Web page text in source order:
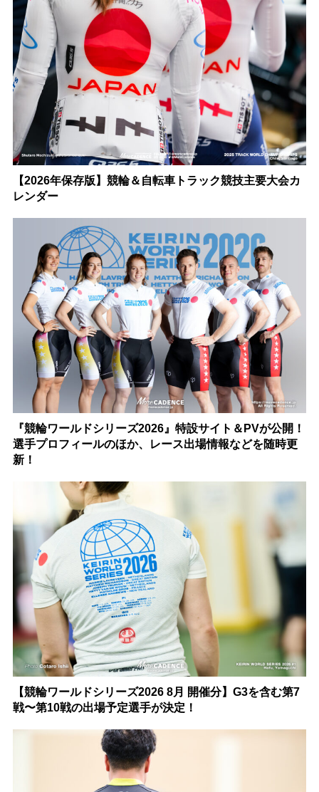
【2026年保存版】競輪＆自転車トラック競技主要大会カ
レンダー
『競輪ワールドシリーズ2026』特設サイト＆PVが公開！
選手プロフィールのほか、レース出場情報などを随時更
新！
【競輪ワールドシリーズ2026 8月 開催分】G3を含む第7
戦〜第10戦の出場予定選手が決定！